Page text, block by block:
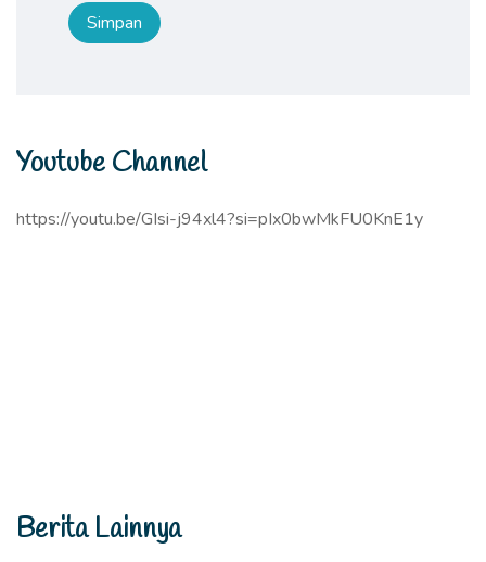
Youtube Channel
https://youtu.be/GIsi-j94xl4?si=pIx0bwMkFU0KnE1y
Berita Lainnya